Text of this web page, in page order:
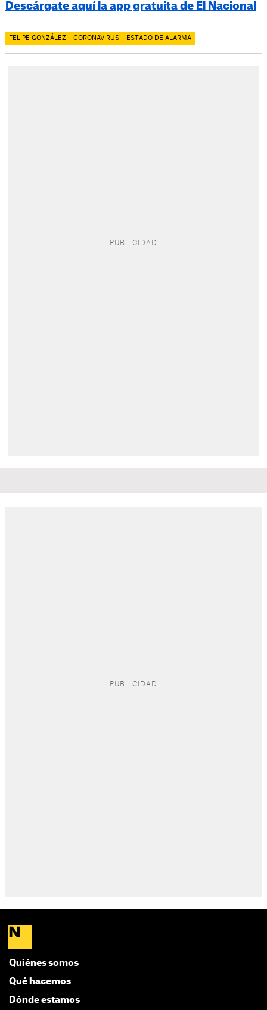
Descárgate aquí la app gratuita de El Nacional
FELIPE GONZÁLEZ CORONAVIRUS ESTADO DE ALARMA
Quiénes somos
Qué hacemos
Dónde estamos